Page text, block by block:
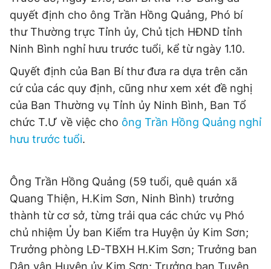
quyết định cho ông Trần Hồng Quảng, Phó bí
thư Thường trực Tỉnh ủy, Chủ tịch HĐND tỉnh
Ninh Bình nghỉ hưu trước tuổi, kể từ ngày 1.10.
Quyết định của Ban Bí thư đưa ra dựa trên căn
cứ của các quy định, cũng như xem xét đề nghị
của Ban Thường vụ Tỉnh ủy Ninh Bình, Ban Tổ
chức T.Ư về việc cho ông Trần Hồng Quảng nghỉ
hưu trước tuổi.
Ông Trần Hồng Quảng (59 tuổi, quê quán xã
Quang Thiện, H.Kim Sơn, Ninh Bình) trưởng
thành từ cơ sở, từng trải qua các chức vụ Phó
chủ nhiệm Ủy ban Kiểm tra Huyện ủy Kim Sơn;
Trưởng phòng LĐ-TBXH H.Kim Sơn; Trưởng ban
Dân vận Huyện ủy Kim Sơn; Trưởng ban Tuyên